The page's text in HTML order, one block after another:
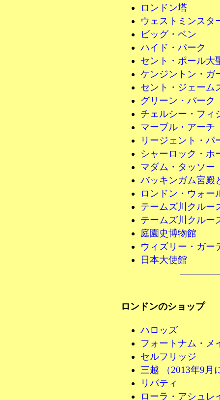
ロンドン塔
ウェストミンスタ
ビッグ・ベン
ハイド・パーク
セント・ポール大
ケンジントン・ガ
セント・ジェーム
グリーン・パーク
チェルシー・フィ
マーブル・アーチ
リージェント・パ
シャーロック・ホ
マダム・タッソー
バッキンガム宮殿
ロンドン・ウォー
テームズ川クルー
テームズ川クルー
庭園史博物館
ウィズリー・ガー
日本大使館
ロンドンのショップ
ハロッズ
フォートナム・メ
セルフリッジ
三越 （2013年9月
リバティ
ローラ・アシュレ